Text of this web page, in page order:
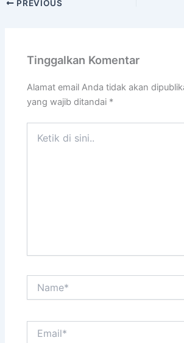
PREVIOUS
Tinggalkan Komentar
Alamat email Anda tidak akan
yang wajib ditandai *